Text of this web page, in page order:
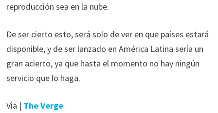
reproducción sea en la nube.
De ser cierto esto, será solo de ver en que países estará
disponible, y de ser lanzado en América Latina sería un
gran acierto, ya que hasta el momento no hay ningún
servicio que lo haga.
Via | The Verge